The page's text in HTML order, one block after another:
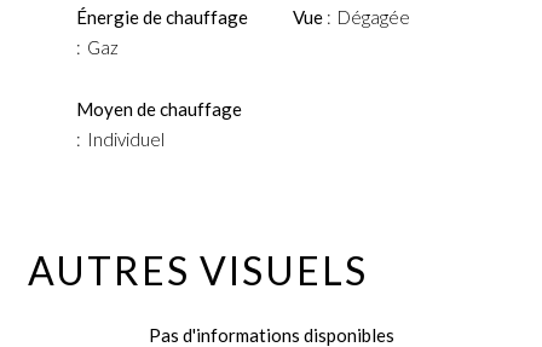
Énergie de chauffage
Gaz
Moyen de chauffage
Individuel
Vue Dégagée
AUTRES VISUELS
Pas d'informations disponibles